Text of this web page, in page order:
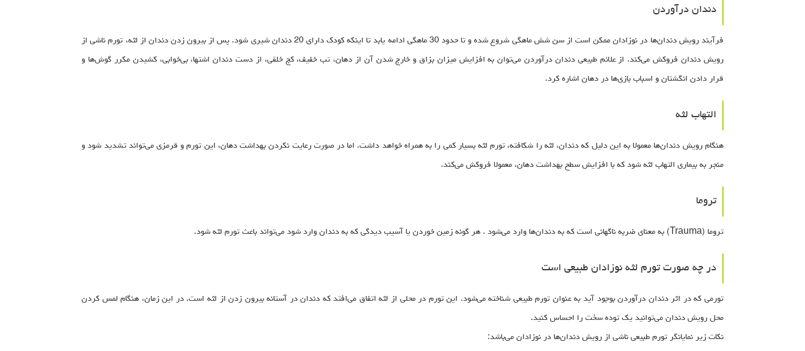
دندان درآوردن
فرآیند رویش دندان‌ها در نوزادان ممکن است از سن شش ماهگی شروع شده و تا حدود 30 ماهگی ادامه یابد تا اینکه کودک دارای 20 دندان شیری شود. پس از بیرون زدن دندان از لثه، تورم ناشی از
رویش دندان فروکش می‌کند. از علائم طبیعی دندان درآوردن می‌توان به افزایش میزان بزاق و خارج شدن آن از دهان، تب خفیف، کج خلقی، از دست دندان اشتها، بی‌خوابی، کشیدن مکرر گوش‌ها و
قرار دادن انگشتان و اسباب بازی‌ها در دهان اشاره کرد.
التهاب لثه
هنگام رویش دندان‌ها معمولا به این دلیل که دندان، لثه را شکافته، تورم لثه بسیار کمی را به همراه خواهد داشت. اما در صورت رعایت نکردن بهداشت دهان، این تورم و قرمزی می‌تواند تشدید شود و
منجر به بیماری التهاب لثه شود که با افزایش سطح بهداشت دهان، معمولا فروکش می‌کند.
تروما
تروما (Trauma) به معنای ضربه ناگهانی است که به دندان‌ها وارد‎ می‏‌شود . هر گونه زمین خوردن یا آسیب دیدگی که به دندان وارد شود می‌تواند باعث تورم لثه شود.
در چه صورت تورم لثه نوزادان طبیعی است
تورمی که در اثر دندان درآوردن بوجود آید به عنوان تورم طبیعی شناخته می‌شود. این تورم در محلی از لثه اتفاق می‌افتد که دندان در آستانه بیرون زدن از لثه است. در این زمان، هنگام لمس کردن
محل رویش دندان می‌توانید یک توده سخت را احساس کنید.
نکات زیر نمایانگر تورم طبیعی ناشی از رویش دندان‌ها در نوزادان می‌باشد: